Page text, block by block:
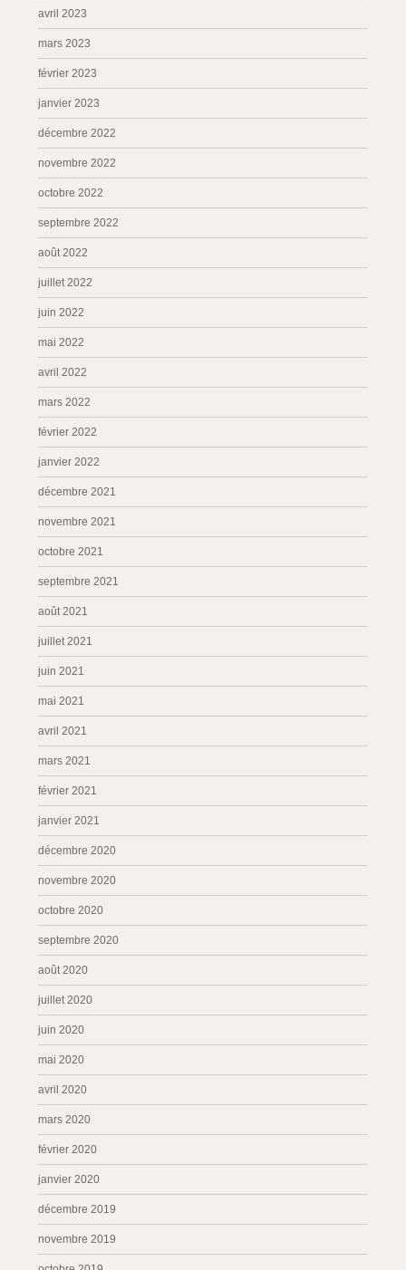
avril 2023
mars 2023
février 2023
janvier 2023
décembre 2022
novembre 2022
octobre 2022
septembre 2022
août 2022
juillet 2022
juin 2022
mai 2022
avril 2022
mars 2022
février 2022
janvier 2022
décembre 2021
novembre 2021
octobre 2021
septembre 2021
août 2021
juillet 2021
juin 2021
mai 2021
avril 2021
mars 2021
février 2021
janvier 2021
décembre 2020
novembre 2020
octobre 2020
septembre 2020
août 2020
juillet 2020
juin 2020
mai 2020
avril 2020
mars 2020
février 2020
janvier 2020
décembre 2019
novembre 2019